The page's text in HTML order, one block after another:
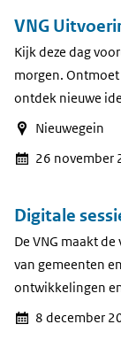
VNG
Kijk deze dag
morgen. Ontmoet
ontdek nieuwe
Nieuwegein
26 november
Digitale
De VNG maakt
van gemeenten
ontwikkelingen
8 december